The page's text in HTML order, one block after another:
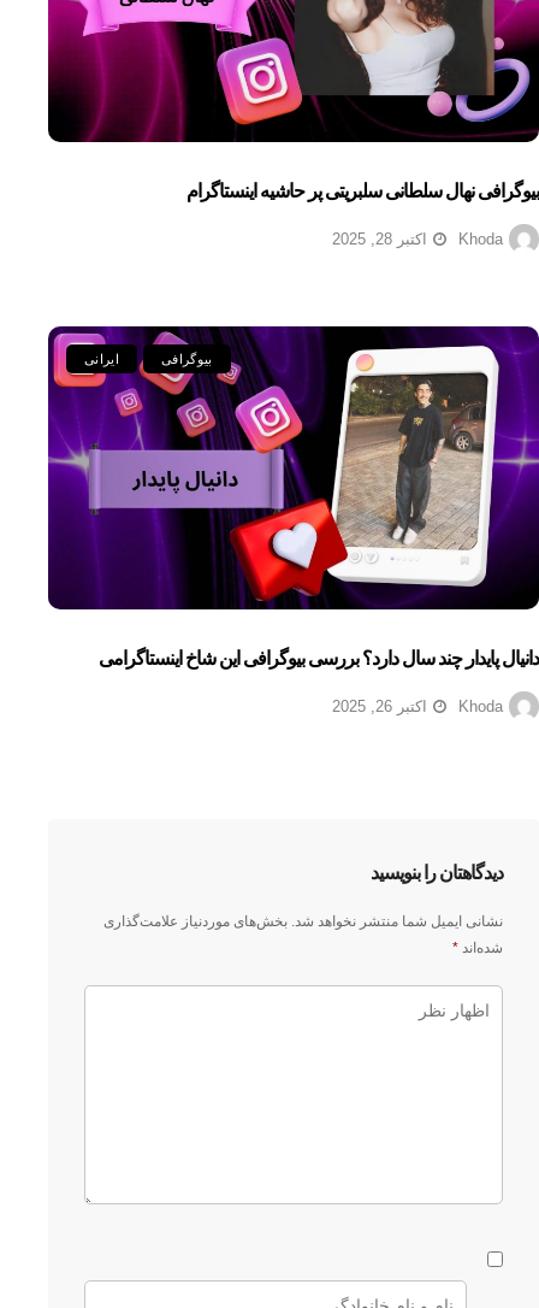
بیوگرافی نهال سلطانی سلبریتی پر حاشیه اینستاگرام
Khoda اکتبر 28, 2025
ایرانی بیوگرافی
دانیال پایدار چند سال دارد؟ بررسی بیوگرافی این شاخ اینستاگرامی
Khoda اکتبر 26, 2025
دیدگاهتان را بنویسید
نشانی ایمیل شما منتشر نخواهد شد. بخش‌های موردنیاز علامت‌گذاری
شده‌اند *